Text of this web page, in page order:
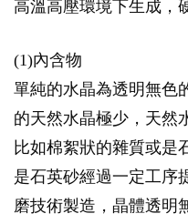
高溫高壓環境下生成，
(1)內含物
單純的水晶為透明無色
的天然水晶極少，天然
比如棉絮狀的雜質或是
是石英砂經過一定工序
磨技術製造，晶體透明